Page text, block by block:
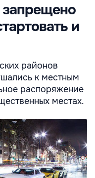
и
районов
к местным
распоряжение
местах.